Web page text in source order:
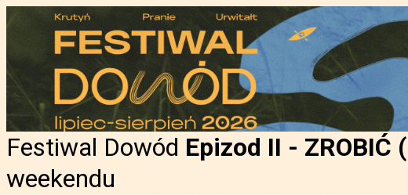
Festiwal Dowód Epizod II - ZROBIĆ
weekendu